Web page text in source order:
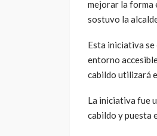
mejorar la forma
sostuvo la
Esta iniciativa se
entorno
cabildo utilizará
La iniciativa fue
cabildo y puesta